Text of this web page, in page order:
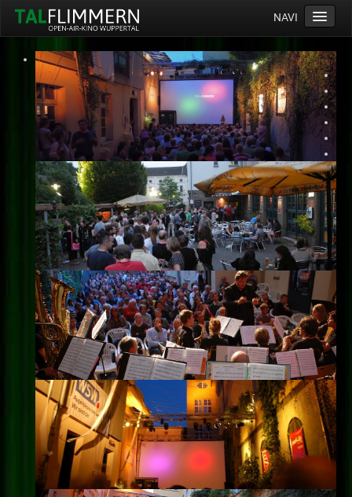
NAVI
Home
Programm
Service
Ticketinfos
Ort
Anreise
Wetter
Kinogutschein
Konzept
Archiv
Kontakt
Impressum
Datenschutz